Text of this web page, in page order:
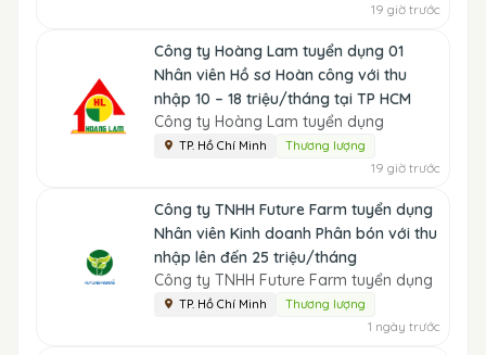
19 giờ trước
Công ty Hoàng Lam tuyển dụng 01
Nhân viên Hồ sơ Hoàn công với thu
nhập 10 – 18 triệu/tháng tại TP HCM
Công ty Hoàng Lam tuyển dụng
TP. Hồ Chí Minh Thương lượng
19 giờ trước
Công ty TNHH Future Farm tuyển dụng
Nhân viên Kinh doanh Phân bón với thu
nhập lên đến 25 triệu/tháng
Công ty TNHH Future Farm tuyển dụng
TP. Hồ Chí Minh Thương lượng
1 ngày trước